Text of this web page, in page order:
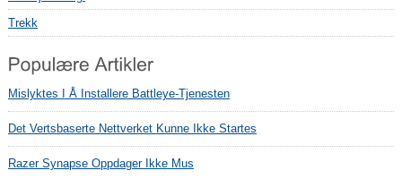
Trekk
Mislyktes I Å Installere Battleye-Tjenesten
Det Vertsbaserte Nettverket Kunne Ikke Startes
Razer Synapse Oppdager Ikke Mus